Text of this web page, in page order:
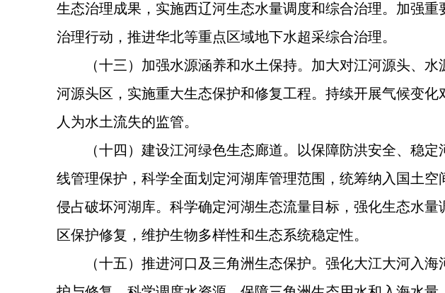
生态治理成果，实施西辽河生态水量调度和综合治理。加强
治理行动，推进华北等重点区域地下水超采综合治理。
（十三）加强水源涵养和水土保持。加大对江河源头、
河源头区，实施重大生态保护和修复工程。持续开展气候变
人为水土流失的监管。
（十四）建设江河绿色生态廊道。以保障防洪安全、稳
线管理保护，科学全面划定河湖库管理范围，统筹纳入国土
侵占破坏河湖库。科学确定河湖生态流量目标，强化生态水
区保护修复，维护生物多样性和生态系统稳定性。
（十五）推进河口及三角洲生态保护。强化大江大河入